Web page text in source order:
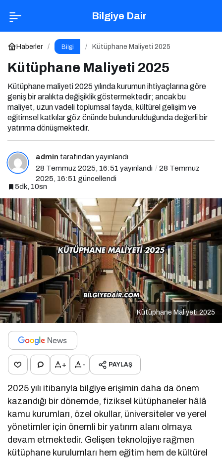
Bilgiye Dair
Haberler Bilgi Kütüphane Maliyeti 2025
Kütüphane Maliyeti 2025
Kütüphane maliyeti 2025 yılında kurumun ihtiyaçlarına göre
geniş bir aralıkta değişiklik göstermektedir; ancak bu
maliyet, uzun vadeli toplumsal fayda, kültürel gelişim ve
eğitimsel katkılar göz önünde bulundurulduğunda değerli bir
yatırıma dönüşmektedir.
admin tarafından yayınlandı
28 Temmuz 2025, 16:51 yayınlandı
28 Temmuz
2025, 16:51 güncellendi
5dk, 10sn
Kütüphane Maliyeti 2025
+ - PAYLAŞ
2025 yılı itibarıyla bilgiye erişimin daha da önem
kazandığı bir dönemde, fiziksel kütüphaneler hâlâ
kamu kurumları, özel okullar, üniversiteler ve yerel
yönetimler için önemli bir yatırım alanı olmaya
devam etmektedir. Gelişen teknolojiye rağmen
kütüphane kurulumları hem eğitim hem de kültürel
Kütüphane Maliyeti 2025